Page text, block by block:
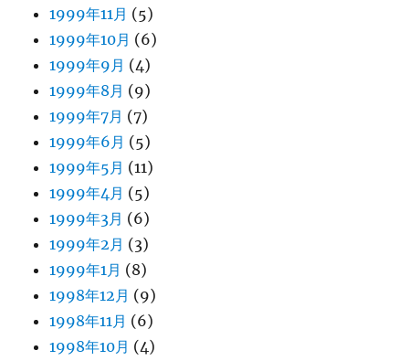
1999年11月 (5)
1999年10月 (6)
1999年9月 (4)
1999年8月 (9)
1999年7月 (7)
1999年6月 (5)
1999年5月 (11)
1999年4月 (5)
1999年3月 (6)
1999年2月 (3)
1999年1月 (8)
1998年12月 (9)
1998年11月 (6)
1998年10月 (4)